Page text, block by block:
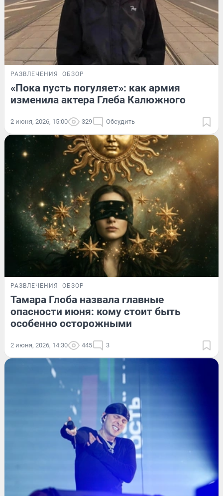
РАЗВЛЕЧЕНИЯ ОБЗОР
«Пока пусть погуляет»: как армия
изменила актера Глеба Калюжного
2 июня, 2026, 15:00 329 Обсудить
РАЗВЛЕЧЕНИЯ ОБЗОР
Тамара Глоба назвала главные
опасности июня: кому стоит быть
особенно осторожными
2 июня, 2026, 14:30 445 3